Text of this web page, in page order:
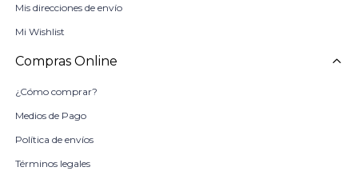
Mis direcciones de envío
Mi Wishlist
Compras Online
¿Cómo comprar?
Medios de Pago
Política de envíos
Términos legales